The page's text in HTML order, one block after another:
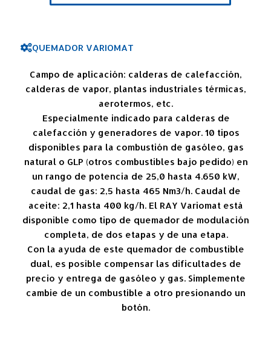
QUEMADOR VARIOMAT
Campo de aplicación: calderas de calefacción,
calderas de vapor, plantas industriales térmicas,
aerotermos, etc.
Especialmente indicado para calderas de
calefacción y generadores de vapor. 10 tipos
disponibles para la combustión de gasóleo, gas
natural o GLP (otros combustibles bajo pedido) en
un rango de potencia de 25,0 hasta 4.650 kW,
caudal de gas: 2,5 hasta 465 Nm3/h. Caudal de
aceite: 2,1 hasta 400 kg/h. El RAY Variomat está
disponible como tipo de quemador de modulación
completa, de dos etapas y de una etapa.
Con la ayuda de este quemador de combustible
dual, es posible compensar las dificultades de
precio y entrega de gasóleo y gas. Simplemente
cambie de un combustible a otro presionando un
botón.